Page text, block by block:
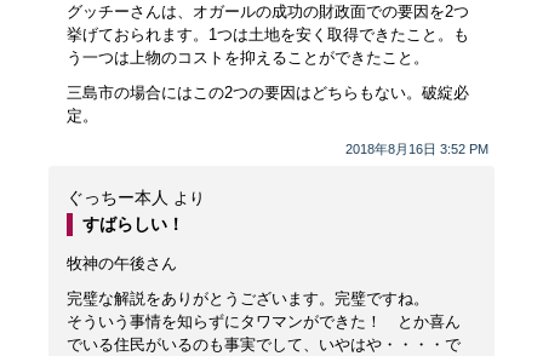
2018年8月16日 3:52 PM
グッチーさんは、オガールの成功の財政面での要因を2つ
挙げておられます。1つは土地を安く取得できたこと。も
う一つは上物のコストを抑えることができたこと。
三島市の場合にはこの2つの要因はどちらもない。破綻必
定。
ぐっちー本人 より
すばらしい！
牧神の午後さん
完璧な解説をありがとうございます。完璧ですね。
そういう事情を知らずにタワマンができた！ とか喜ん
でいる住民がいるのも事実でして、いやはや・・・・で